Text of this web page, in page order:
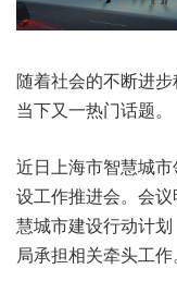
随着社会的不断进
当下又一热门话题。
近日上海市智慧城
设工作推进会。会
慧城市建设行动计
局承担相关牵头工作。